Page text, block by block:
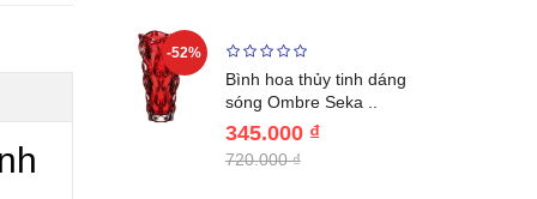
-52%
Bình hoa thủy tinh dáng
sóng Ombre Seka ..
345.000 ₫
720.000 ₫